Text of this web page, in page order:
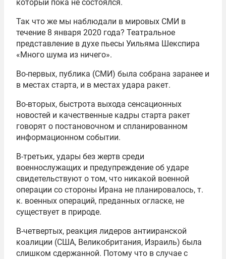
который пока не состоялся.
Так что же мы наблюдали в мировых СМИ в
течение 8 января 2020 года? Театральное
представление в духе пьесы Уильяма Шекспира
«Много шума из ничего».
Во-первых, публика (СМИ) была собрана заранее и
в местах старта, и в местах удара ракет.
Во-вторых, быстрота выхода сенсационных
новостей и качественные кадры старта ракет
говорят о постановочном и спланированном
информационном событии.
В-третьих, удары без жертв среди
военнослужащих и предупреждение об ударе
свидетельствуют о том, что никакой военной
операции со стороны Ирана не планировалось, т.
к. военных операций, преданных огласке, не
существует в природе.
В-четвертых, реакция лидеров антииранской
коалиции (США, Великобритания, Израиль) была
слишком сдержанной. Потому что в случае с